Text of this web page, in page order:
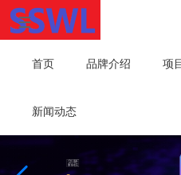
首页 品牌介绍 项
新闻动态